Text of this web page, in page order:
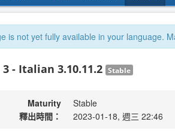
is not yet fully available in your language.
3 - Italian 3.10.11.2 Stable
Maturity
Stable
釋出時間：
2023-01-18, 週三 22:46